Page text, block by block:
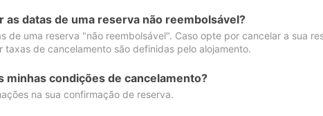
as datas de uma reserva não reembolsável?
de uma reserva "não reembolsável". Caso opte por cancelar a sua
de cancelamento são definidas pelo alojamento.
minhas condições de cancelamento?
na sua confirmação de reserva.